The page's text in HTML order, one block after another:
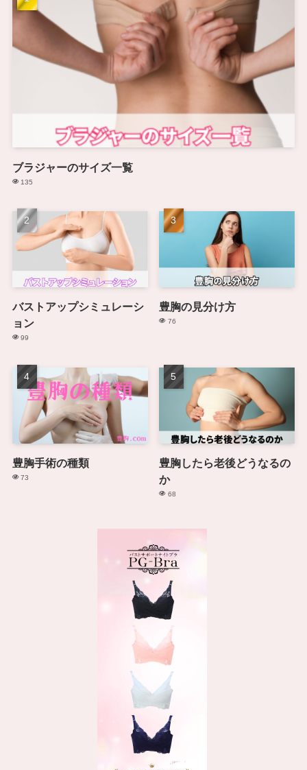
ブラジャーのサイズ一覧
135
バストアップシミュレーシ
ョン
99
豊胸の見分け方
76
豊胸手術の種類
73
豊胸したら老後どうなるの
か
68